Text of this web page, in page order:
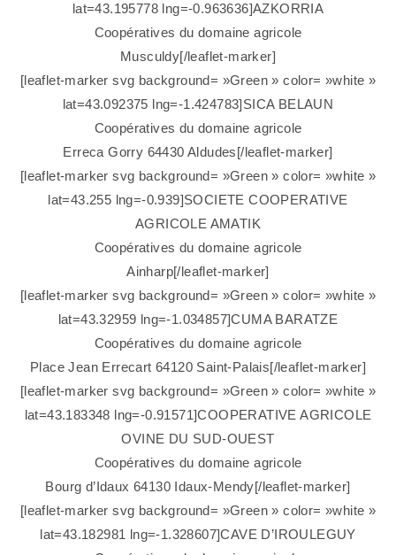
lat=43.195778 lng=-0.963636]AZKORRIA
Coopératives du domaine agricole
Musculdy[/leaflet-marker]
[leaflet-marker svg background= »Green » color= »white »
lat=43.092375 lng=-1.424783]SICA BELAUN
Coopératives du domaine agricole
Erreca Gorry 64430 Aldudes[/leaflet-marker]
[leaflet-marker svg background= »Green » color= »white »
lat=43.255 lng=-0.939]SOCIETE COOPERATIVE
AGRICOLE AMATIK
Coopératives du domaine agricole
Ainharp[/leaflet-marker]
[leaflet-marker svg background= »Green » color= »white »
lat=43.32959 lng=-1.034857]CUMA BARATZE
Coopératives du domaine agricole
Place Jean Errecart 64120 Saint-Palais[/leaflet-marker]
[leaflet-marker svg background= »Green » color= »white »
lat=43.183348 lng=-0.91571]COOPERATIVE AGRICOLE
OVINE DU SUD-OUEST
Coopératives du domaine agricole
Bourg d’Idaux 64130 Idaux-Mendy[/leaflet-marker]
[leaflet-marker svg background= »Green » color= »white »
lat=43.182981 lng=-1.328607]CAVE D’IROULEGUY